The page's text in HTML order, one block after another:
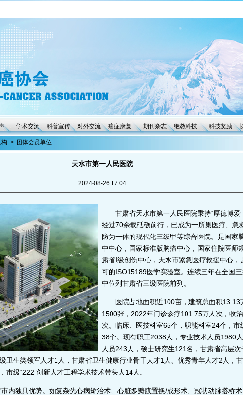
学术交流 科普宣传 对外交流 癌症康复 期刊杂志 继教科技 科技奖励
构 > 团体会员单位
天水市第一人民医院
2024-08-26 17:04
甘肃省天水市第一人民医院秉持“厚德博爱
经过70余载砥砺前行，已成为一所集医疗、急
防为一体的现代化三级甲等综合医院。是国家
中中心，国家标准版胸痛中心，国家住院医师
肃省Ⅰ级创伤中心，天水市紧急医疗救援中心，
可的ISO15189医学实验室。连续三年在全国
中位列甘肃省三级医院前列。
医院占地面积近100亩，建筑总面积13.13
1500张，2022年门诊诊疗101.75万人次，收
次。临床、医技科室65个，职能科室24个，市
38个。现有职工2038人，专业技术人员1980
人员243人，硕士研究生121名，甘肃省高层
卫生类领军人才1人，甘肃省卫生健康行业骨干人才1人、优秀青年人才2人，
级“222”创新人才工程学术技术带头人14人。
独具优势。如复杂先心病矫治术、心脏多瓣膜置换/成形术、冠状动脉搭桥